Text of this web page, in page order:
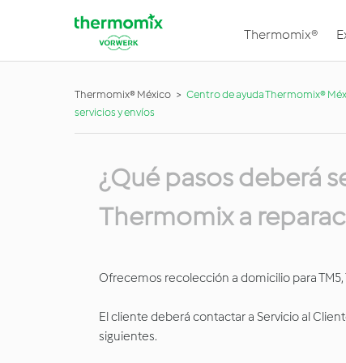
Thermomix®
Thermomix® México Centro de ayuda Thermomix®
servicios y envíos
¿Qué pasos deberá
Thermomix a
Ofrecemos recolección a domicilio para TM5,
El cliente deberá contactar a Servicio al
siguientes.